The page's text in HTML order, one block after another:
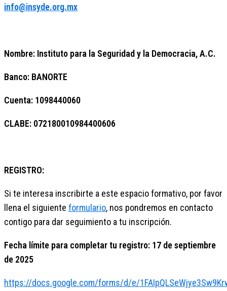
info@insyde.org.mx
Nombre: Instituto para la Seguridad y la Democracia, A.C.
Banco: BANORTE
Cuenta: 1098440060
CLABE: 072180010984400606
REGISTRO:
Si te interesa inscribirte a este espacio formativo, por favor
llena el siguiente formulario, nos pondremos en contacto
contigo para dar seguimiento a tu inscripción.
Fecha límite para completar tu registro: 17 de septiembre
de 2025
https://docs.google.com/forms/d/e/